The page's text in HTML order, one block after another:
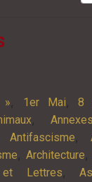
», 1er Mai,8
,Annexes
Antifascisme,
,Architecture,
Lettres,